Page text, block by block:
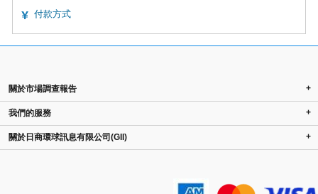
付款方式
關於市場調查報告 +
我們的服務 +
關於日商環球訊息有限公司(GII) +